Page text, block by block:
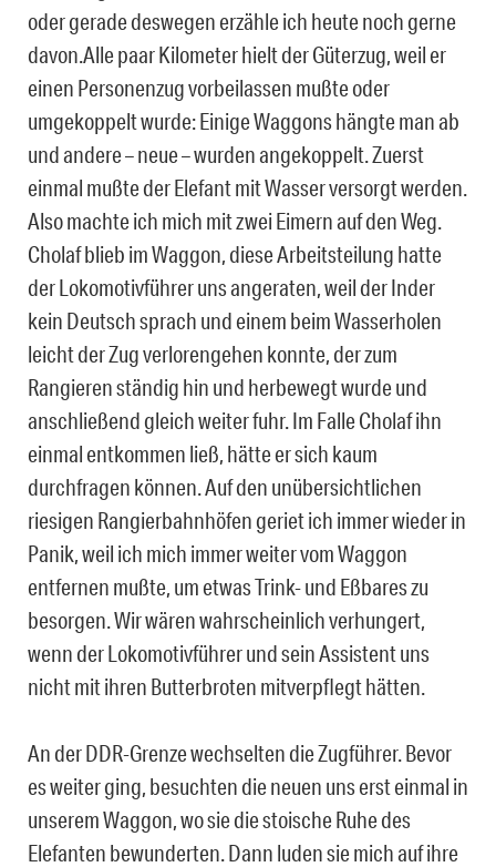
oder gerade deswegen erzähle ich heute noch gerne
davon.Alle paar Kilometer hielt der Güterzug, weil er
einen Personenzug vorbeilassen mußte oder
umgekoppelt wurde: Einige Waggons hängte man ab
und andere – neue – wurden angekoppelt. Zuerst
einmal mußte der Elefant mit Wasser versorgt werden.
Also machte ich mich mit zwei Eimern auf den Weg.
Cholaf blieb im Waggon, diese Arbeitsteilung hatte
der Lokomotivführer uns angeraten, weil der Inder
kein Deutsch sprach und einem beim Wasserholen
leicht der Zug verlorengehen konnte, der zum
Rangieren ständig hin und herbewegt wurde und
anschließend gleich weiter fuhr. Im Falle Cholaf ihn
einmal entkommen ließ, hätte er sich kaum
durchfragen können. Auf den unübersichtlichen
riesigen Rangierbahnhöfen geriet ich immer wieder in
Panik, weil ich mich immer weiter vom Waggon
entfernen mußte, um etwas Trink- und Eßbares zu
besorgen. Wir wären wahrscheinlich verhungert,
wenn der Lokomotivführer und sein Assistent uns
nicht mit ihren Butterbroten mitverpflegt hätten.
An der DDR-Grenze wechselten die Zugführer. Bevor
es weiter ging, besuchten die neuen uns erst einmal in
unserem Waggon, wo sie die stoische Ruhe des
Elefanten bewunderten. Dann luden sie mich auf ihre